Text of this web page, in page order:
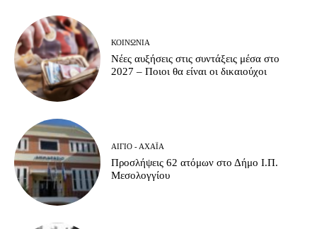
ΚΟΙΝΩΝΊΑ
Νέες αυξήσεις στις συντάξεις μέσα στο
2027 – Ποιοι θα είναι οι δικαιούχοι
ΑΊΓΙΟ - ΑΧΑΪ́Α
Προσλήψεις 62 ατόμων στο Δήμο Ι.Π.
Μεσολογγίου